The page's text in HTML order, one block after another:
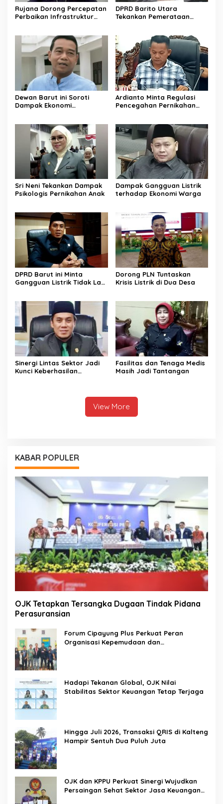
Rujana Dorong Percepatan
Perbaikan Infrastruktur
DPRD Barito Utara
Tekankan Pemerataan
Dewan Barut ini Soroti
Dampak Ekonomi
Ardianto Minta Regulasi
Pencegahan Pernikahan
Sri Neni Tekankan Dampak
Psikologis Pernikahan Anak
Dampak Gangguan Listrik
terhadap Ekonomi Warga
DPRD Barut ini Minta
Gangguan Listrik Tidak Lagi
Dorong PLN Tuntaskan
Krisis Listrik di Dua Desa
Sinergi Lintas Sektor Jadi
Kunci Keberhasilan
Fasilitas dan Tenaga Medis
Masih Jadi Tantangan
View More
KABAR POPULER
OJK Tetapkan Tersangka Dugaan Tindak Pidana
Perasuransian
Forum Cipayung Plus Perkuat Peran
Organisasi Kepemudaan dan
Hadapi Tekanan Global, OJK Nilai
Stabilitas Sektor Keuangan Tetap Terjaga
Hingga Juli 2026, Transaksi QRIS di Kalteng
Hampir Sentuh Dua Puluh Juta
OJK dan KPPU Perkuat Sinergi Wujudkan
Persaingan Sehat Sektor Jasa Keuangan